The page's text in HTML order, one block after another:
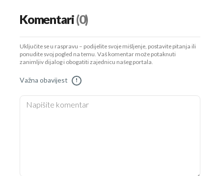
Komentari(0)
Uključite se u raspravu – podijelite svoje mišljenje, postavite pitanja ili
ponudite svoj pogled na temu. Vaš komentar može potaknuti
zanimljiv dijalog i obogatiti zajednicu našeg portala.
Važna obavijest !